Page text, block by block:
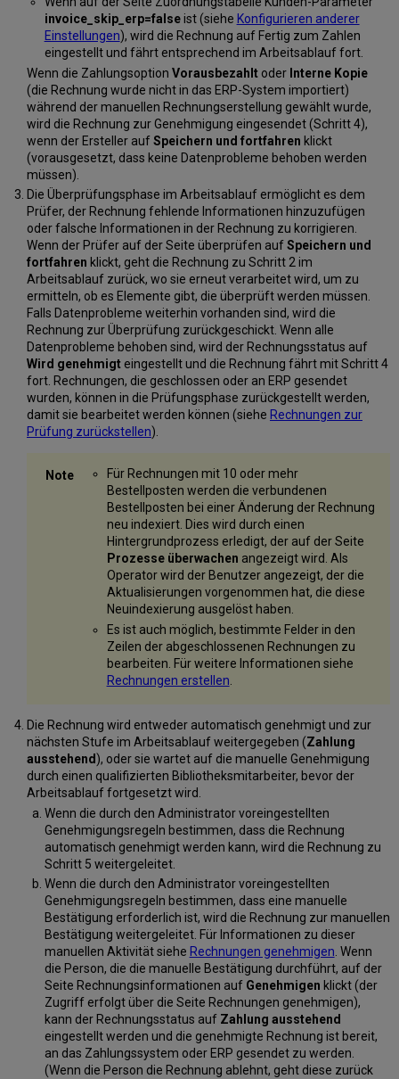
invoice_skip_erp=falseist (siehe Konfigurieren anderer
Einstellungen), wird die Rechnung auf Fertig zum Zahlen
eingestellt und fährt entsprechend im Arbeitsablauf fort.
Wenn die Zahlungsoption Vorausbezahltoder Interne Kopie
(die Rechnung wurde nicht in das ERP-System importiert)
während der manuellen Rechnungserstellung gewählt wurde,
wird die Rechnung zur Genehmigung eingesendet (Schritt 4),
wenn der Ersteller aufSpeichern und fortfahren klickt
(vorausgesetzt, dass keine Datenprobleme behoben werden
müssen).
Die Überprüfungsphase im Arbeitsablauf ermöglicht es dem
Prüfer, der Rechnung fehlende Informationen hinzuzufügen
oder falsche Informationen in der Rechnung zu korrigieren.
Wenn der Prüfer auf der Seite überprüfen aufSpeichern und
fortfahren klickt, geht die Rechnung zu Schritt 2 im
Arbeitsablauf zurück, wo sie erneut verarbeitet wird, um zu
ermitteln, ob es Elemente gibt, die überprüft werden müssen.
Falls Datenprobleme weiterhin vorhanden sind, wird die
Rechnung zur Überprüfung zurückgeschickt. Wenn alle
Datenprobleme behoben sind, wird der Rechnungsstatus auf
Wird genehmigteingestellt und die Rechnung fährt mit Schritt 4
fort. Rechnungen, die geschlossen oder an ERP gesendet
wurden, können in die Prüfungsphase zurückgestellt werden,
damit sie bearbeitet werden können (siehe Rechnungen zur
Prüfung zurückstellen).
Für Rechnungen mit 10 oder mehr
Bestellposten werden die verbundenen
Bestellposten bei einer Änderung der Rechnung
neu indexiert. Dies wird durch einen
Hintergrundprozess erledigt, der auf der Seite
Prozesse überwachen angezeigt wird. Als
Operator wird der Benutzer angezeigt, der die
Aktualisierungen vorgenommen hat, die diese
Neuindexierung ausgelöst haben.
Es ist auch möglich, bestimmte Felder in den
Zeilen der abgeschlossenen Rechnungen zu
bearbeiten. Für weitere Informationen siehe
Rechnungen erstellen
Die Rechnung wird entweder automatisch genehmigt und zur
nächsten Stufe im Arbeitsablauf weitergegeben (Zahlung
ausstehend ), oder sie wartet auf die manuelle Genehmigung
durch einen qualifizierten Bibliotheksmitarbeiter, bevor der
Arbeitsablauf fortgesetzt wird.
Wenn die durch den Administrator voreingestellten
Genehmigungsregeln bestimmen, dass die Rechnung
automatisch genehmigt werden kann, wird die Rechnung zu
Schritt 5 weitergeleitet.
Wenn die durch den Administrator voreingestellten
Genehmigungsregeln bestimmen, dass eine manuelle
Bestätigung erforderlich ist, wird die Rechnung zur manuellen
Bestätigung weitergeleitet. Für Informationen zu dieser
manuellen Aktivität siehe Rechnungen genehmigen . Wenn
die Person, die die manuelle Bestätigung durchführt, auf der
Seite Rechnungsinformationen auf Genehmigen klickt (der
Zugriff erfolgt über die Seite Rechnungen genehmigen),
kann der Rechnungsstatus auf Zahlung ausstehend
eingestellt werden und die genehmigte Rechnung ist bereit,
an das Zahlungssystem oder ERP gesendet zu werden.
(Wenn die Person die Rechnung ablehnt, geht diese zurück